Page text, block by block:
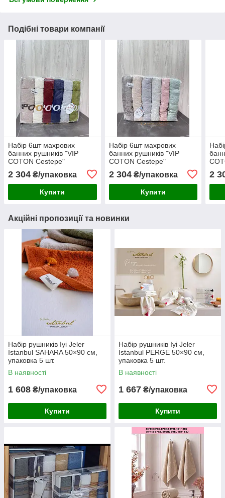
Подібні товари компанії
Набір 6шт махрових
банних рушників "VIP
COTON Cestepe"
Чештепе)
2 304 ₴/упаковка
Купити
Набір 6шт махрових
банних рушників "VIP
COTON Cestepe"
Чештепе)
2 304₴/упаковка
Купити
2
Акційні пропозиції та новинки
Набір рушників Iyi Jeler
İstanbul SAHARA 50×90 см,
упаковка 5 шт.
В наявності
1 608 ₴/упаковка
Купити
Набір рушників Iyi Jeler
İstanbul PERGE 50×90 см,
упаковка 5 шт.
В наявності
1 667 ₴/упаковка
Купити